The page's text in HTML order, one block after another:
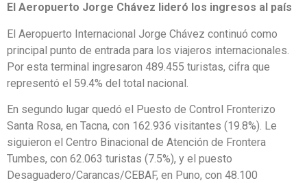
El Aeropuerto Jorge Chávez lideró los ingresos al país
El Aeropuerto Internacional Jorge Chávez continuó como
principal punto de entrada para los viajeros internacionales.
Por esta terminal ingresaron 489.455 turistas, cifra que
representó el 59.4% del total nacional.
En segundo lugar quedó el Puesto de Control Fronterizo
Santa Rosa, en Tacna, con 162.936 visitantes (19.8%). Le
siguieron el Centro Binacional de Atención de Frontera
Tumbes, con 62.063 turistas (7.5%), y el puesto
Desaguadero/Carancas/CEBAF, en Puno, con 48.100